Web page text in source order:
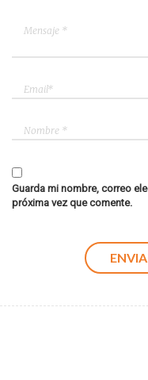
Guarda mi nombre, correo
próxima vez que comente.